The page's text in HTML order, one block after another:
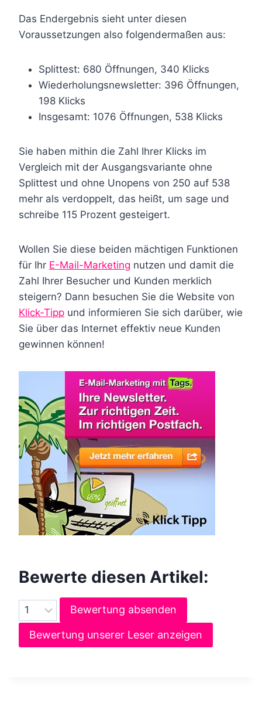
Das Endergebnis sieht unter diesen
Voraussetzungen also folgendermaßen aus:
Splittest: 680 Öffnungen, 340 Klicks
Wiederholungsnewsletter: 396 Öffnungen,
198 Klicks
Insgesamt: 1076 Öffnungen, 538 Klicks
Sie haben mithin die Zahl Ihrer Klicks im
Vergleich mit der Ausgangsvariante ohne
Splittest und ohne Unopens von 250 auf 538
mehr als verdoppelt, das heißt, um sage und
schreibe 115 Prozent gesteigert.
Wollen Sie diese beiden mächtigen Funktionen
für Ihr E-Mail-Marketing nutzen und damit die
Zahl Ihrer Besucher und Kunden merklich
steigern? Dann besuchen Sie die Website von
Klick-Tipp und informieren Sie sich darüber, wie
Sie über das Internet effektiv neue Kunden
gewinnen können!
Bewerte diesen Artikel:
Bewertung absenden
Bewertung unserer Leser anzeigen